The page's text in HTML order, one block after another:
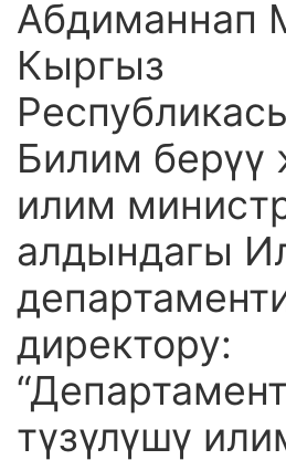
Абдиманнап
Кыргыз
Билим берүү
илим
алдындагы
директору:
түзүлүшү